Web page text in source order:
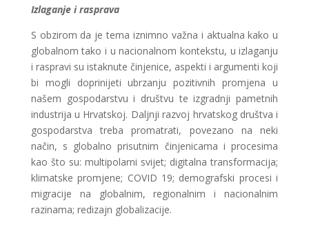
Izlaganje i rasprava
S obzirom da je tema iznimno važna i aktualna kako u
globalnom tako i u nacionalnom kontekstu, u izlaganju
i raspravi su istaknute činjenice, aspekti i argumenti koji
bi mogli doprinijeti ubrzanju pozitivnih promjena u
našem gospodarstvu i društvu te izgradnji pametnih
industrija u Hrvatskoj. Daljnji razvoj hrvatskog društva i
gospodarstva treba promatrati, povezano na neki
način, s globalno prisutnim činjenicama i procesima
kao što su: multipolarni svijet; digitalna transformacija;
klimatske promjene; COVID 19; demografski procesi i
migracije na globalnim, regionalnim i nacionalnim
razinama; redizajn globalizacije.